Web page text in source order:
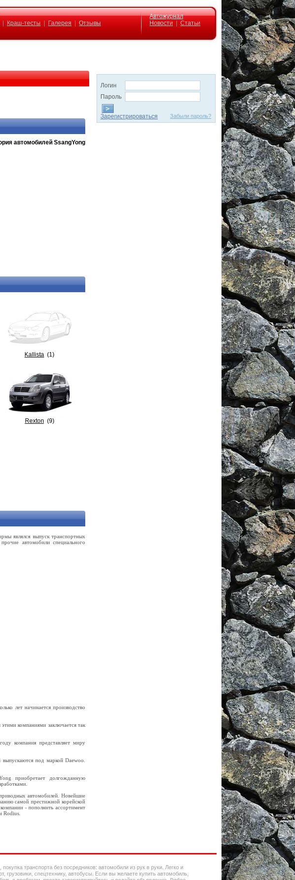
Краш-тесты Галерея Отзывы
Автожурнал
Новости
Статьи
Логин
Пароль
Забыли пароль?
Зарегистрироваться
автомобилей SsangYong
Kallista (1)
Rexton (9)
являлся выпуск транспортных
автомобили специального
лет начинается производство
компаниями заключается так
компания представляет миру
под маркой Daewoo.
приобретает долгожданную
автомобилей. Новейшие
самой престижной корейской
- пополнить ассортимент
Rodius.
транспорта без посредников: автомобили из рук в руки. Легко и
грузовики, спецтехнику, автобусы. Если вы желаете купить автомобиль,